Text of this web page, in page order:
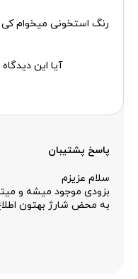
رنگ استخونی میخوام
آیا این
پاسخ پشتیبان
سلام عزیزم
بزودی موجود میشه و
به محض شارژ بهتون